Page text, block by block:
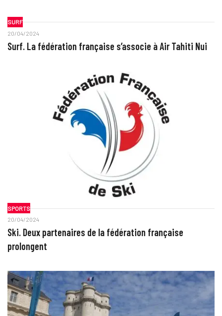
SURF
20/04/2024
Surf. La fédération française s’associe à Air Tahiti Nui
SPORTS
20/04/2024
Ski. Deux partenaires de la fédération française
prolongent